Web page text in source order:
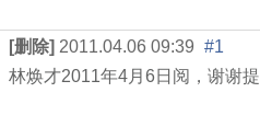
[删除] 2011.04.06 09:39 #1
林焕才2011年4月 6日阅，谢谢